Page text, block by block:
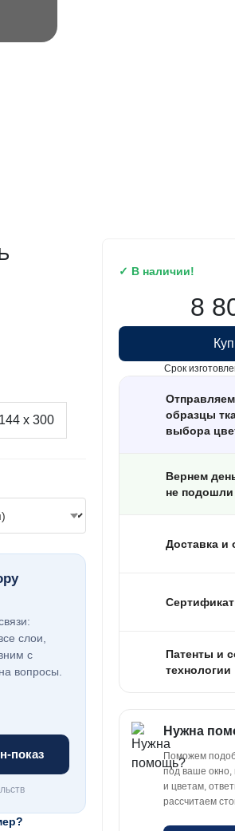
144 x 300
слои,
с
вопросы.
показ
✓ В наличии!
8
Срок
образцы
выбора
Вернем
не подошли
Доставка и
Патенты и
технологии
Нужна
Поможем
под ваше окно,
и цветам,
рассчитаем